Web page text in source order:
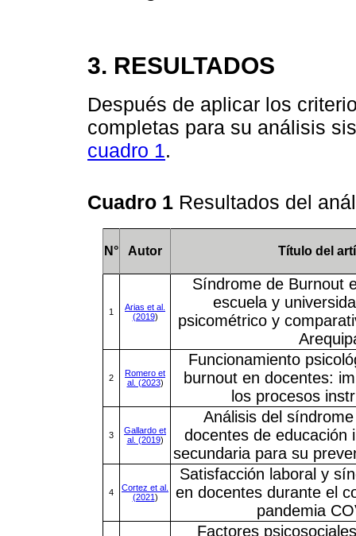
3. RESULTADOS
Después de aplicar los
completas para su análisis
cuadro 1 .
Cuadro 1 Resultados del
N° Autor Título del
1
Arias et al.
(2019)
Síndrome de Burnout
escuela y
psicométrico y
2
Romero et
al. (2023)
Funcionamiento
burnout en docentes:
los procesos
3
Gallardo et
al. (2019)
Análisis del
docentes de educación
secundaria para su
4
Cortez et al.
(2021)
Satisfacción laboral y
en docentes durante el
pandemia
Factores